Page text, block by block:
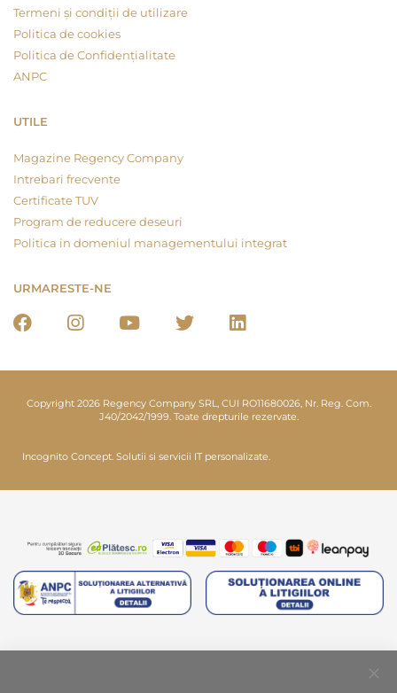
Termeni și condiții de utilizare
Politica de cookies
Politica de Confidențialitate
ANPC
UTILE
Magazine Regency Company
Intrebari frecvente
Certificate TUV
Program de reducere deseuri
Politica in domeniul managementului integrat
URMARESTE-NE
Copyright 2026 Regency Company SRL, CUI RO11680026, Nr. Reg. Com.
J40/2042/1999. Toate drepturile rezervate.
Incognito Concept. Solutii si servicii IT personalizate.